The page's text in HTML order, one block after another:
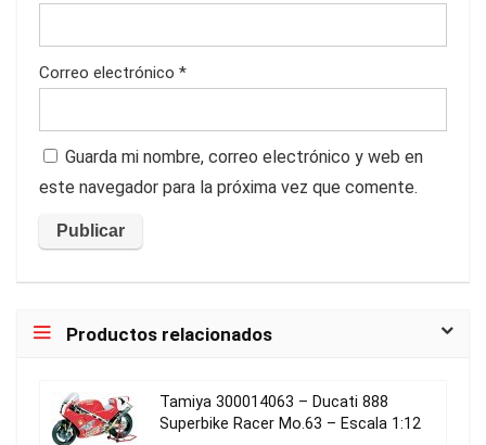
Correo electrónico *
Guarda mi nombre, correo electrónico y web en
este navegador para la próxima vez que comente.
Productos relacionados
Tamiya 300014063 – Ducati 888
Superbike Racer Mo.63 – Escala 1:12